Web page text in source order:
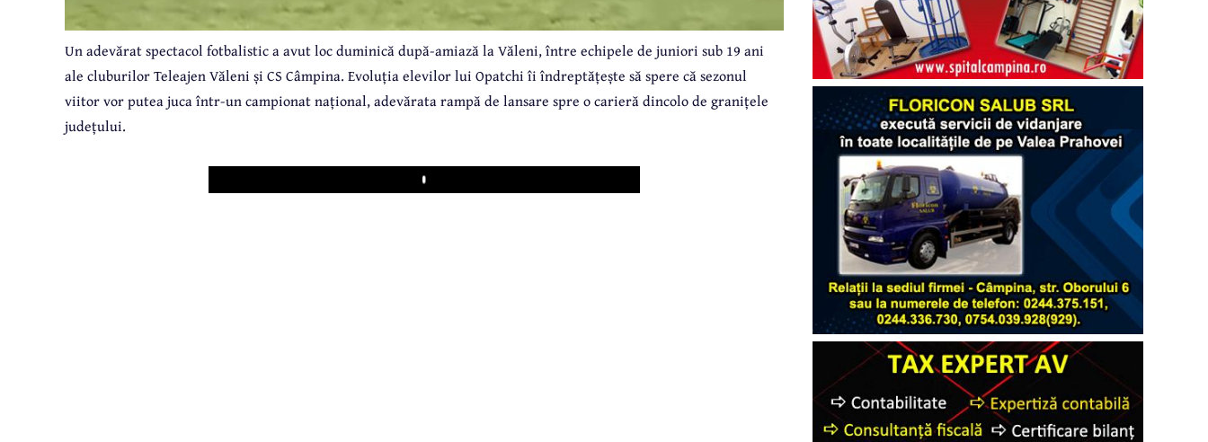
Un adevărat spectacol fotbalistic a avut loc duminică după-amiază la Văleni, între echipele de juniori sub 19 ani
ale cluburilor Teleajen Văleni și CS Câmpina. Evoluția elevilor lui Opatchi îi îndreptățește să spere că sezonul
viitor vor putea juca într-un campionat național, adevărata rampă de lansare spre o carieră dincolo de granițele
județului.
Play